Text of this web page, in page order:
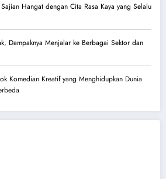
Hangat dengan Cita Rasa Kaya yang Selalu
Dampaknya Menjalar ke Berbagai Sektor dan
Komedian Kreatif yang Menghidupkan Dunia